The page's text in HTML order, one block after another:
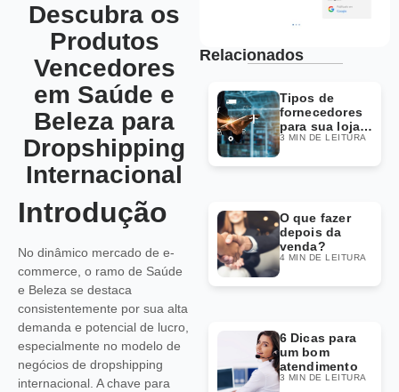
Descubra os
Produtos
Vencedores
em Saúde e
Beleza para
Dropshipping
Internacional
Introdução
No dinâmico mercado de e-
commerce, o ramo de Saúde
e Beleza se destaca
consistentemente por sua alta
demanda e potencial de lucro,
especialmente no modelo de
negócios de dropshipping
internacional. A chave para
Relacionados
Tipos de
fornecedores
para sua loja
Dropshipping
3 MIN DE LEITURA
O que fazer
depois da
venda?
4 MIN DE LEITURA
6 Dicas para
um bom
atendimento
3 MIN DE LEITURA